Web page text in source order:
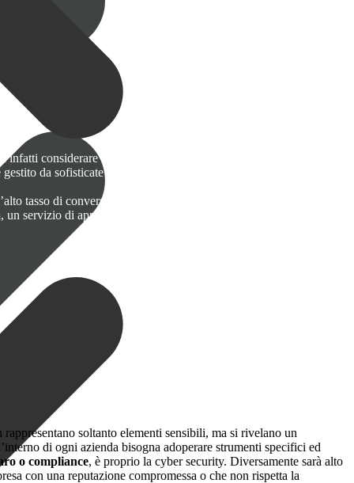
infatti considerare che nel giro di pochi anni le piccole e medie
da sofisticate tecnologie con il supporto degli specialisti in
tasso di conversione che abbraccia un settore in forte crescita.
servizio di approfondimento tecnico e di supporto commerciale.
soltanto elementi sensibili, ma si rivelano un
di ogni azienda bisogna adoperare strumenti specifici ed
o compliance, è proprio la cyber security. Diversamente sarà alto
con una reputazione compromessa o che non rispetta la